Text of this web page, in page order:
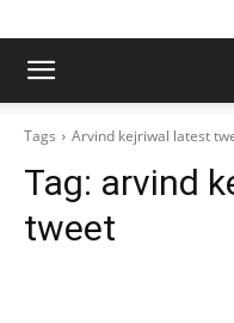
Tags Arvind kejriwal latest
Tag: arvind
tweet